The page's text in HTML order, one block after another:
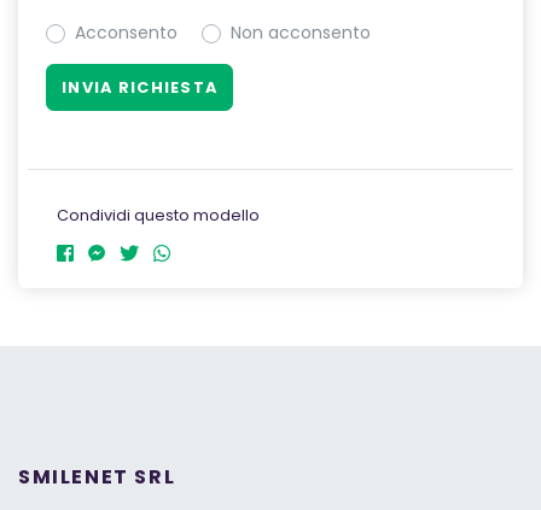
Acconsento Non acconsento
Condividi questo modello
SMILENET SRL